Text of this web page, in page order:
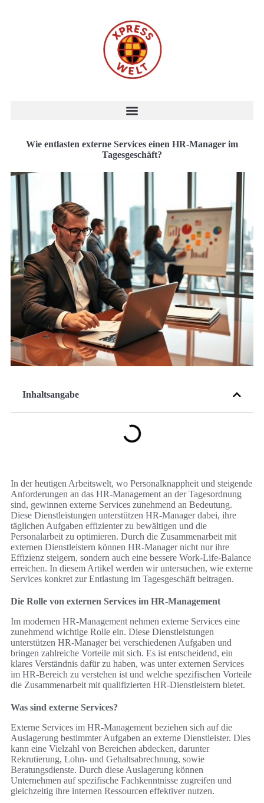
Wie entlasten externe Services einen HR-Manager im
Tagesgeschäft?
Inhaltsangabe
In der heutigen Arbeitswelt, wo Personalknappheit und steigende
Anforderungen an das HR-Management an der Tagesordnung
sind, gewinnen externe Services zunehmend an Bedeutung.
Diese Dienstleistungen unterstützen HR-Manager dabei, ihre
täglichen Aufgaben effizienter zu bewältigen und die
Personalarbeit zu optimieren. Durch die Zusammenarbeit mit
externen Dienstleistern können HR-Manager nicht nur ihre
Effizienz steigern, sondern auch eine bessere Work-Life-Balance
erreichen. In diesem Artikel werden wir untersuchen, wie externe
Services konkret zur Entlastung im Tagesgeschäft beitragen.
Die Rolle von externen Services im HR-Management
Im modernen HR-Management nehmen externe Services eine
zunehmend wichtige Rolle ein. Diese Dienstleistungen
unterstützen HR-Manager bei verschiedenen Aufgaben und
bringen zahlreiche Vorteile mit sich. Es ist entscheidend, ein
klares Verständnis dafür zu haben, was unter externen Services
im HR-Bereich zu verstehen ist und welche spezifischen Vorteile
die Zusammenarbeit mit qualifizierten HR-Dienstleistern bietet.
Was sind externe Services?
Externe Services im HR-Management beziehen sich auf die
Auslagerung bestimmter Aufgaben an externe Dienstleister. Dies
kann eine Vielzahl von Bereichen abdecken, darunter
Rekrutierung, Lohn- und Gehaltsabrechnung, sowie
Beratungsdienste. Durch diese Auslagerung können
Unternehmen auf spezifische Fachkenntnisse zugreifen und
gleichzeitig ihre internen Ressourcen effektiver nutzen.